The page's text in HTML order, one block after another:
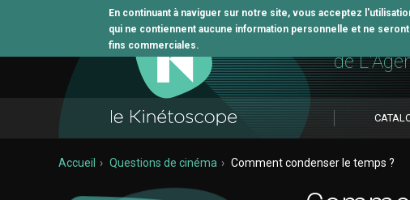
En continuant à naviguer sur notre site, vous acceptez
qui ne contiennent aucune information personnelle et ne seront
fins commerciales.
L'outil
de
Accueil Questions de cinéma Comment condenser le temps ?